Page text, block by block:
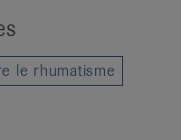
le rhumatisme